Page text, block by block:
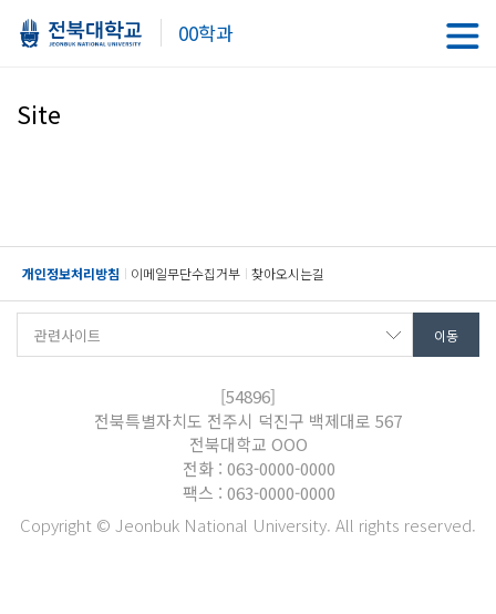
00학과
Site
개인정보처리방침 이메일무단수집거부 찾아오시는길
[54896]
전북특별자치도 전주시 덕진구 백제대로 567
전북대학교 OOO
전화 : 063-0000-0000
팩스 : 063-0000-0000
Copyright © Jeonbuk National University. All rights reserved.